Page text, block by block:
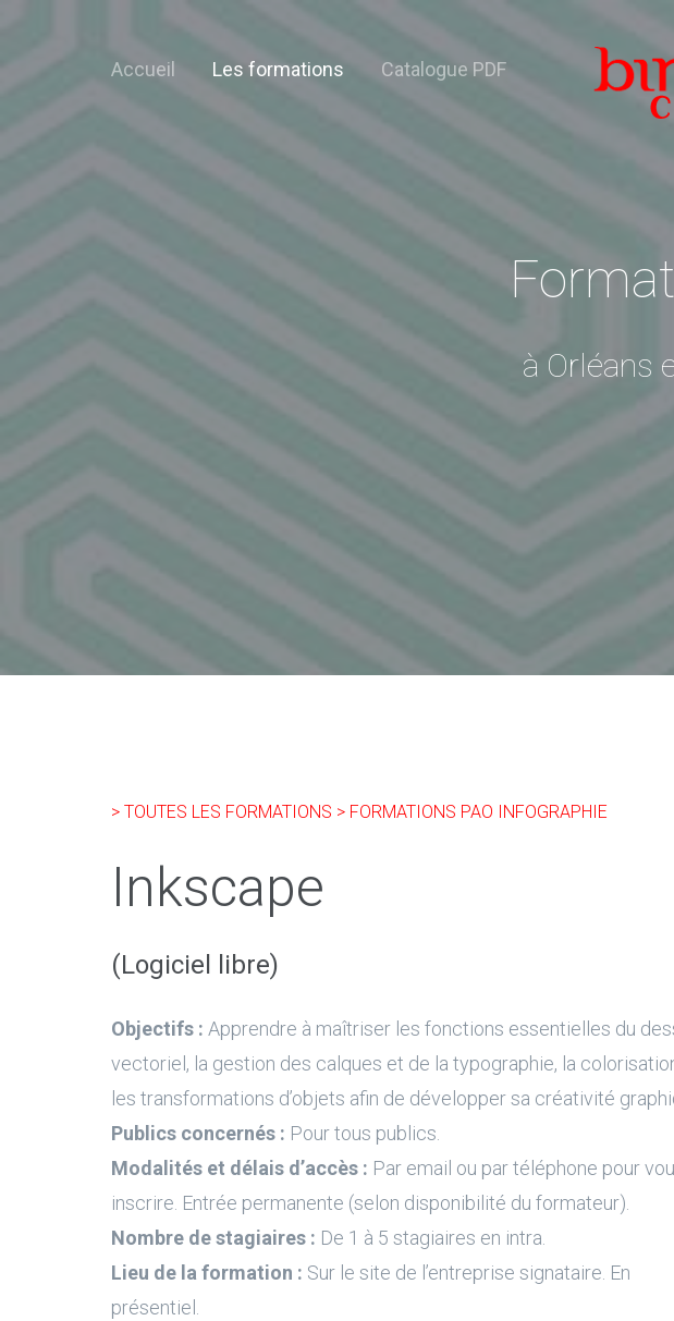
Accueil Les formations Catalogue PDF
à Orléans
> TOUTES LES FORMATIONS > FORMATIONS PAO INFOGRAPHIE
Inkscape
(Logiciel libre)
Objectifs : Apprendre à maîtriser les fonctions essentielles du
vectoriel, la gestion des calques et de la typographie, la
les transformations d’objets afin de développer sa créativité
Publics concernés : Pour tous publics.
Modalités et délais d’accès : Par email ou par téléphone pour
inscrire. Entrée permanente (selon disponibilité du formateur).
Nombre de stagiaires : De 1 à 5 stagiaires en intra.
Lieu de la formation : Sur le site de l’entreprise signataire. En
présentiel.